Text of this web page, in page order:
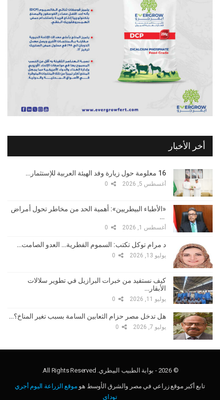
أخر الأخبار
16 معلومة حول زيارة وفد الهيئة العربية للإستثمار…
أغسطس 5, 2026
«الأطباء البيطريين»: أهمية الحد من مخاطر تحول أمراض
…
أغسطس 1, 2026
د مرام توكل تكتب: السموم الفطرية… العدو الصامت…
يوليو 13, 2026
كيف نستفيد من خبرات البرازيل في تطوير سلالات
الأبقار…
يوليو 11, 2026
هل تدخل مصر حزام الثعابين السامة بسبب تغير المناخ؟…
يوليو 7, 2026
© 2026 - بوابة الطبيب البيطري. All Rights Reserved.
تابع أكبر موقع زراعي في مصر والشرق الأوسط هو موقع الزراعة اليوم أجري
توداي